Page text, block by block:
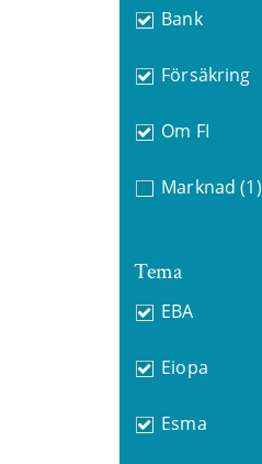
Bank
Försäkring
Om FI
Marknad (1)
Tema
EBA
Eiopa
Esma